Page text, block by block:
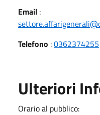
Email :
Telefono :0362374255
Ulteriori
Orario al pubblico: